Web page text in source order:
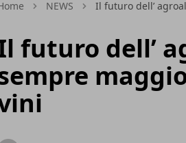
NEWS Il futuro dell’
futuro dell’